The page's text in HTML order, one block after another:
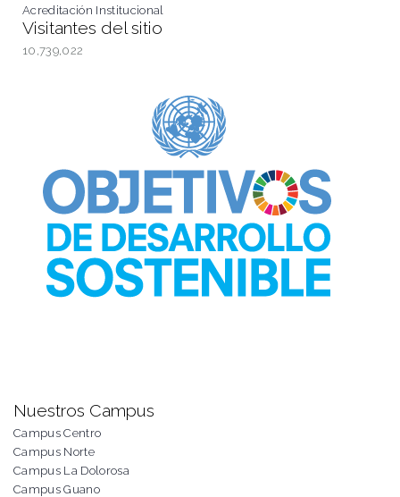
Acreditación Institucional
Visitantes del sitio
10,739,022
Nuestros Campus
Campus Centro
Campus Norte
Campus La Dolorosa
Campus Guano